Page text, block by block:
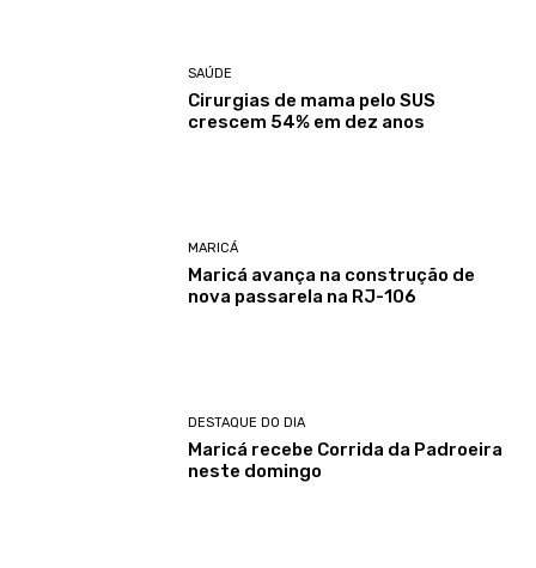
SAÚDE
Cirurgias de mama pelo SUS
crescem 54% em dez anos
MARICÁ
Maricá avança na construção de
nova passarela na RJ-106
DESTAQUE DO DIA
Maricá recebe Corrida da Padroeira
neste domingo